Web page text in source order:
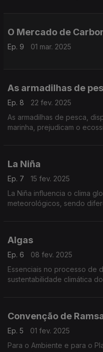
O Mercado de
Ep. 9 01 mar. 2025
As armadilhas de
Ep. 8
22 fev. 2025
As armadilhas de pesca,
marinha, prejudicam o
La Niña
Ep. 7
15 fev. 2025
La Niña influencia o clima
meteorológicos, sendo
Algas
Ep. 6
08 fev. 2025
Essenciais no processo de
sustentabilidade climática do Planeta, as Algas em viveiros de
Convenção de
Ep. 5
01 fev. 2025
Para o Ambiente e para o